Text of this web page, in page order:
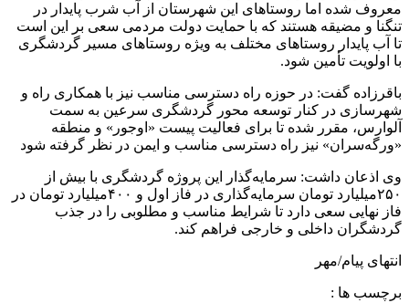
معروف شده اما روستاهای این شهرستان از آب شرب پایدار در
تنگنا و مضیقه هستند که با حمایت دولت مردمی سعی بر این است
تا آب پایدار روستاهای مختلف به ویژه روستاهای مسیر گردشگری
با اولویت تأمین شود.
باقرزاده گفت: در حوزه راه دسترسی مناسب نیز با همکاری راه و
شهرسازی در کنار توسعه محور گردشگری سرعین به سمت
آلوارس، مقرر شده تا برای فعالیت پیست «اوجور» و منطقه
«ورگه‌سران» نیز راه دسترسی مناسب و ایمن در نظر گرفته شود
وی اذعان داشت: سرمایه‌گذار این پروژه گردشگری با بیش از
۲۵۰میلیارد تومان سرمایه‌گذاری در فاز اول و ۴۰۰میلیارد تومان در
فاز نهایی سعی دارد تا شرایط مناسب و مطلوبی را در جذب
گردشگران داخلی و خارجی فراهم کند.
انتهای پیام/مهر
برچسب ها :